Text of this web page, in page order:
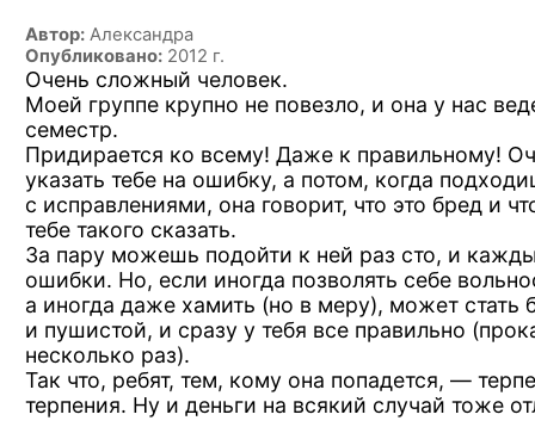
Автор: Александра
Опубликовано: 2012 г.
Очень сложный человек.
Моей группе крупно не повезло, и она у нас
семестр.
Придирается ко всему! Даже к правильному!
указать тебе на ошибку, а потом, когда
с исправлениями, она говорит, что это бред и
тебе такого сказать.
За пару можешь подойти к ней раз сто, и
ошибки. Но, если иногда позволять себе
а иногда даже хамить (но в меру), может стать
и пушистой, и сразу у тебя все правильно
несколько раз).
Так что, ребят, тем, кому она попадется, —
терпения. Ну и деньги на всякий случай тоже